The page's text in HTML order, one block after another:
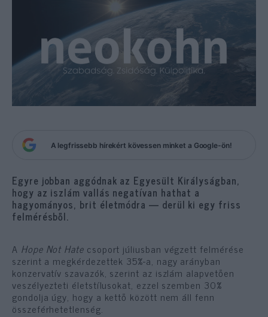
A legfrissebb hírekért kövessen minket a Google-ön!
Egyre jobban aggódnak az Egyesült Királyságban,
hogy az iszlám vallás negatívan hathat a
hagyományos, brit életmódra — derül ki egy friss
felmérésből.
A Hope Not Hatecsoport júliusban végzett felmérése
szerint a megkérdezettek 35%-a, nagy arányban
konzervatív szavazók, szerint az iszlám alapvetően
veszélyezteti életstílusokat, ezzel szemben 30%
gondolja úgy, hogy a kettő között nem áll fenn
összeférhetetlenség.